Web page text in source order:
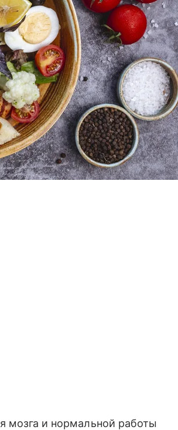
мозга и нормальной работы